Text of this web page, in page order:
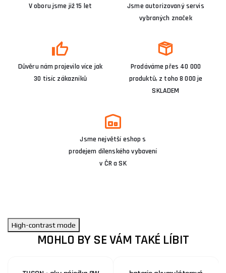
V oboru jsme již 15 let
Jsme autorizovaný servis
vybraných značek
Důvěru nám projevilo více jak
30 tisíc zákazníků
Prodáváme přes 40 000
produktů, z toho 8 000 je
SKLADEM
Jsme největší eshop s
prodejem dílenského vybavení
v ČR a SK
High-contrast mode
MOHLO BY SE VÁM TAKÉ LÍBIT